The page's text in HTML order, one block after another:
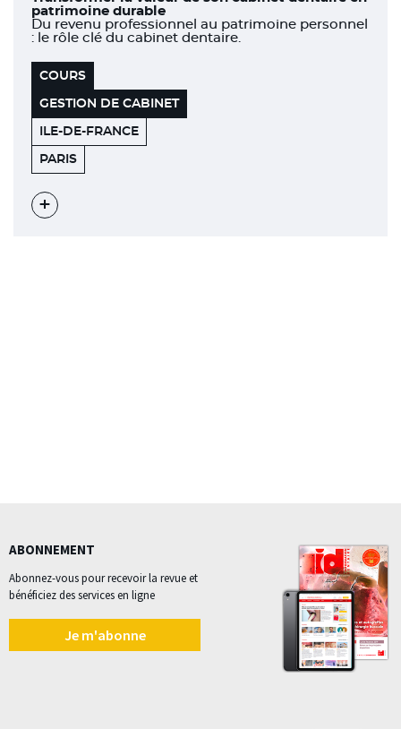
patrimoine durable
Du revenu professionnel au patrimoine personnel
: le rôle clé du cabinet dentaire.
COURS
GESTION DE CABINET
ILE-DE-FRANCE
WEWORK
PARIS
Voir
ABONNEMENT
Abonnez-vous pour recevoir la revue et
bénéficiez des services en ligne
Je m'abonne